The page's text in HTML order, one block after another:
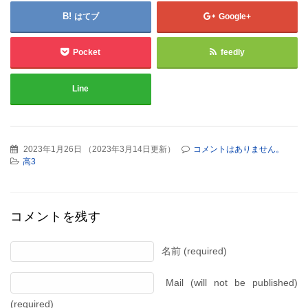
はてブ Google+
Pocket feedly
Line
2023年1月26日 （2023年3月14日更新）
コメントはありません。
高3
コメントを残す
名前 (required)
Mail (will not be published)
(required)